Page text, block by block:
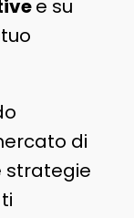
e su
di
strategie